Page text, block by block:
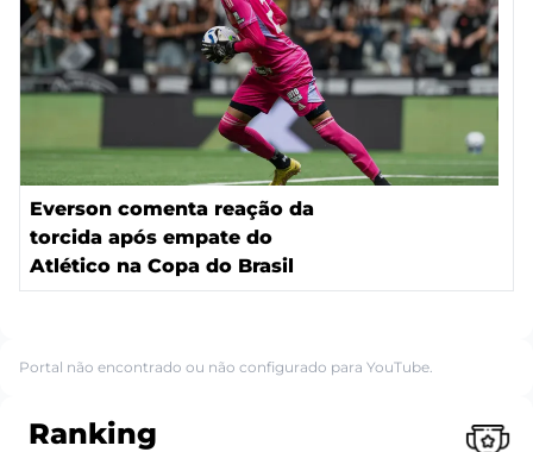
Everson comenta reação da
torcida após empate do
Atlético na Copa do Brasil
Portal não encontrado ou não configurado para YouTube.
Ranking